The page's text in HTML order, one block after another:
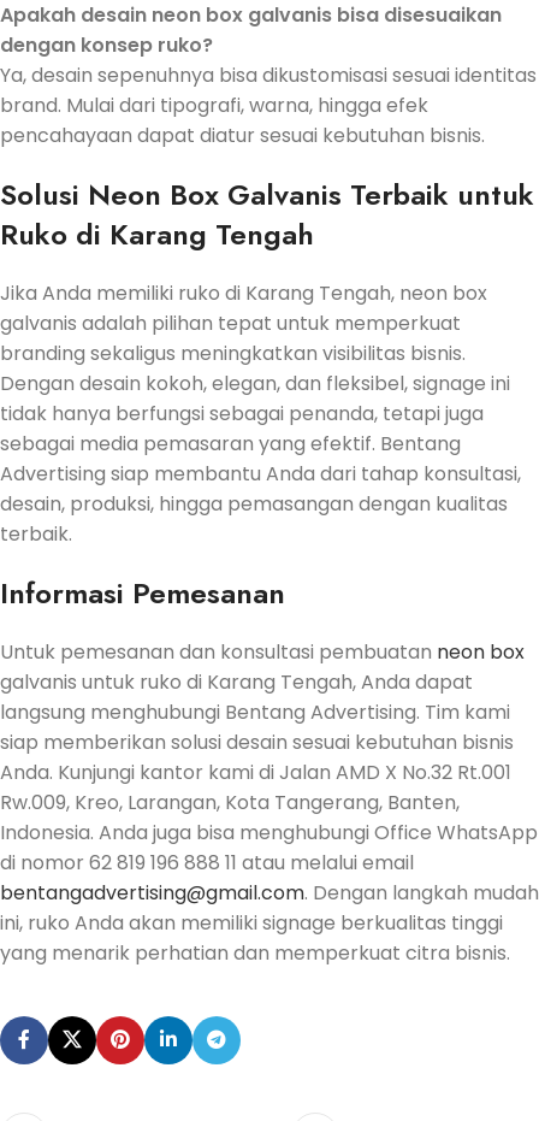
Apakah desain neon box galvanis bisa disesuaikan
dengan konsep ruko?
Ya, desain sepenuhnya bisa dikustomisasi sesuai identitas
brand. Mulai dari tipografi, warna, hingga efek
pencahayaan dapat diatur sesuai kebutuhan bisnis.
Solusi Neon Box Galvanis Terbaik untuk
Ruko di Karang Tengah
Jika Anda memiliki ruko di Karang Tengah, neon box
galvanis adalah pilihan tepat untuk memperkuat
branding sekaligus meningkatkan visibilitas bisnis.
Dengan desain kokoh, elegan, dan fleksibel, signage ini
tidak hanya berfungsi sebagai penanda, tetapi juga
sebagai media pemasaran yang efektif. Bentang
Advertising siap membantu Anda dari tahap konsultasi,
desain, produksi, hingga pemasangan dengan kualitas
terbaik.
Informasi Pemesanan
Untuk pemesanan dan konsultasi pembuatan neon box
galvanis untuk ruko di Karang Tengah, Anda dapat
langsung menghubungi Bentang Advertising. Tim kami
siap memberikan solusi desain sesuai kebutuhan bisnis
Anda. Kunjungi kantor kami di Jalan AMD X No.32 Rt.001
Rw.009, Kreo, Larangan, Kota Tangerang, Banten,
Indonesia. Anda juga bisa menghubungi Office WhatsApp
di nomor 62 819 196 888 11 atau melalui email
bentangadvertising@gmail.com. Dengan langkah mudah
ini, ruko Anda akan memiliki signage berkualitas tinggi
yang menarik perhatian dan memperkuat citra bisnis.